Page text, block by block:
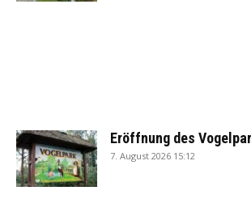
Eröffnung des
7. August 2026 15:12